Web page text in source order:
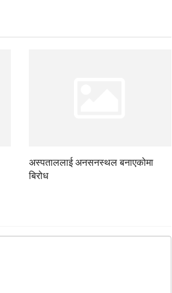
अस्पताललाई अनसनस्थल बनाएकोमा
बिरोध